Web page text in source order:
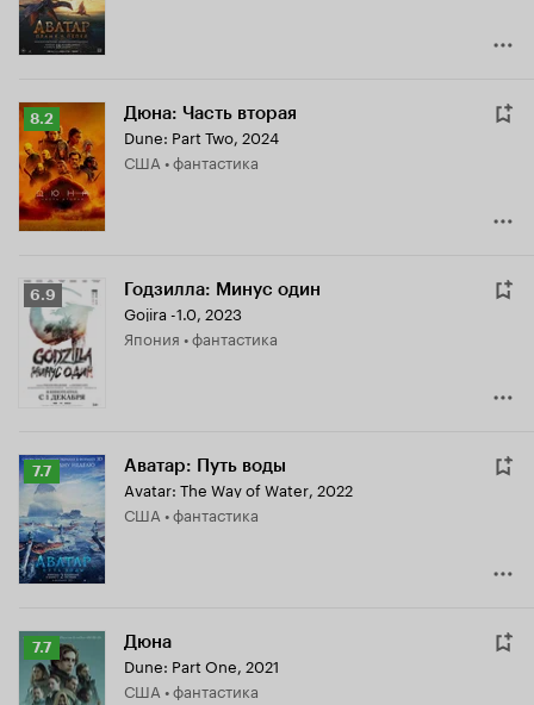
Рейтинг
Кинопоиска
8.2
8.2 Дюна: Часть вторая
Dune: Part Two, 2024
США • фантастика
Рейтинг
Кинопоиска
6.9
6.9 Годзилла: Минус один
Gojira -1.0, 2023
Япония • фантастика
Рейтинг
Кинопоиска
7.7
7.7 Аватар: Путь воды
Avatar: The Way of Water, 2022
США • фантастика
Рейтинг
Кинопоиска
7.7
7.7 Дюна
Dune: Part One, 2021
США • фантастика